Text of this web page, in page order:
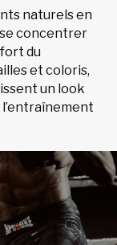
naturels en
concentrer
du
et coloris,
un look